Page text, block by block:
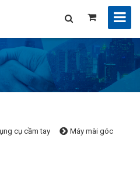
cụ cầm tay Máy mài góc